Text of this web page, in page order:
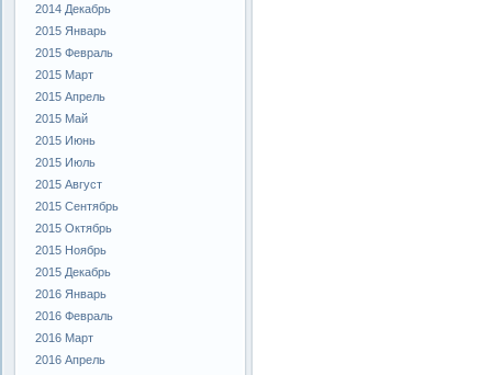
2014 Декабрь
2015 Январь
2015 Февраль
2015 Март
2015 Апрель
2015 Май
2015 Июнь
2015 Июль
2015 Август
2015 Сентябрь
2015 Октябрь
2015 Ноябрь
2015 Декабрь
2016 Январь
2016 Февраль
2016 Март
2016 Апрель